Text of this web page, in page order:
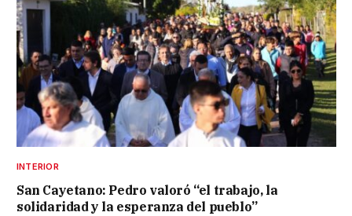
INTERIOR
San Cayetano: Pedro valoró “el trabajo, la
solidaridad y la esperanza del pueblo”